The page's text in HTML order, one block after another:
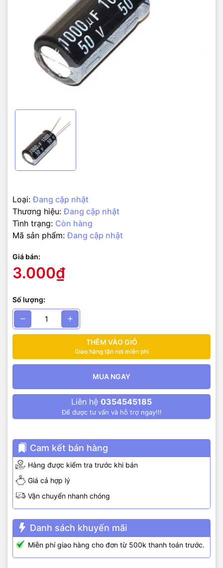
Loại: Đang cập nhật
Thương hiệu: Đang cập nhật
Tình trạng: Còn hàng
Mã sản phẩm: Đang cập nhật
Giá bán:
3.000₫
Số lượng:
THÊM VÀO GIỎ
Giao hàng tận nơi miễn phí
MUA NGAY
Liên hệ 0354545185
Để được tư vấn và hỗ trợ ngay!!!
Cam kết bán hàng
Hàng được kiểm tra trước khi bán
Giá cả hợp lý
Vận chuyển nhanh chóng
Danh sách khuyến mãi
Miễn phí giao hàng cho đơn từ 500k thanh toán trước.